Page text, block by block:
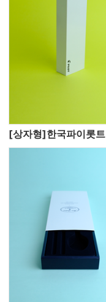
[상자형]한국파이롯트